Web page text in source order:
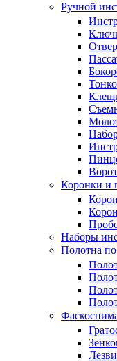
Ручной
Коронки и
Наборы
Полотна